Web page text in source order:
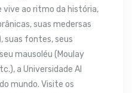
ao ritmo da história,
suas medersas
suas fontes, seus
mausoléu (Moulay
a Universidade Al
mundo. Visite os